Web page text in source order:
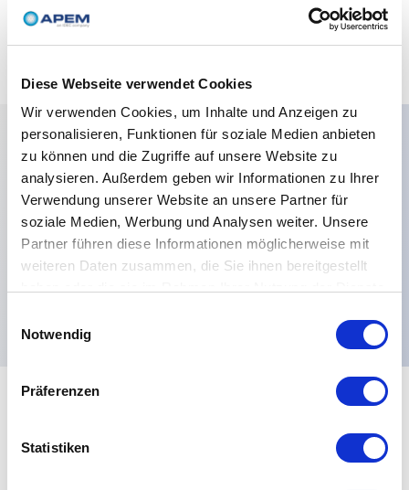
Diese Webseite verwendet Cookies
Wir verwenden Cookies, um Inhalte und Anzeigen zu
personalisieren, Funktionen für soziale Medien anbieten
zu können und die Zugriffe auf unsere Website zu
analysieren. Außerdem geben wir Informationen zu Ihrer
Verwendung unserer Website an unsere Partner für
soziale Medien, Werbung und Analysen weiter. Unsere
Partner führen diese Informationen möglicherweise mit
weiteren Daten zusammen, die Sie ihnen bereitgestellt
Notwendig
Präferenzen
Statistiken
zum Zitat hinzufügen
Hauptmerkmale
Betätigerfarben:Orange,Kontaktmaterialien:Silber,
vergoldet,Optionen:Satin-
Chromblende,Terminals:Fliegende
Leads,Aktuatorform:Rund gebogen,
+
Electrical Specifications